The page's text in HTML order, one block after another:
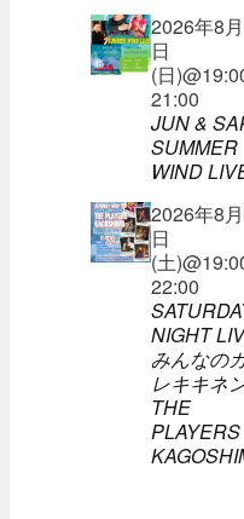
2026年8
日
(日
21:00
JUN &
SUMMER
WIND
2026年8
日
(土
22:00
NIGHT
みんなの
レキキネ
THE
PLAYERS